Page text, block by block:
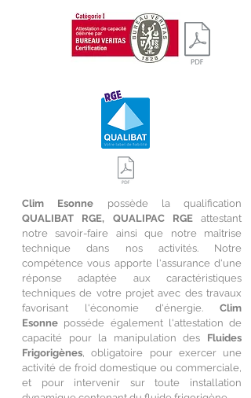
Clim Esonne possède la qualification
QUALIBAT RGE, QUALIPAC RGEattestant
notre savoir-faire ainsi que notre maîtrise
technique dans nos activités. Notre
compétence vous apporte l'assurance d'une
réponse adaptée aux caractéristiques
techniques de votre projet avec des travaux
favorisant l'économie d'énergie. Clim
Esonne posséde également l'attestation de
capacité pour la manipulation des Fluides
Frigorigènes, obligatoire pour exercer une
activité de froid domestique ou commerciale,
et pour intervenir sur toute installation